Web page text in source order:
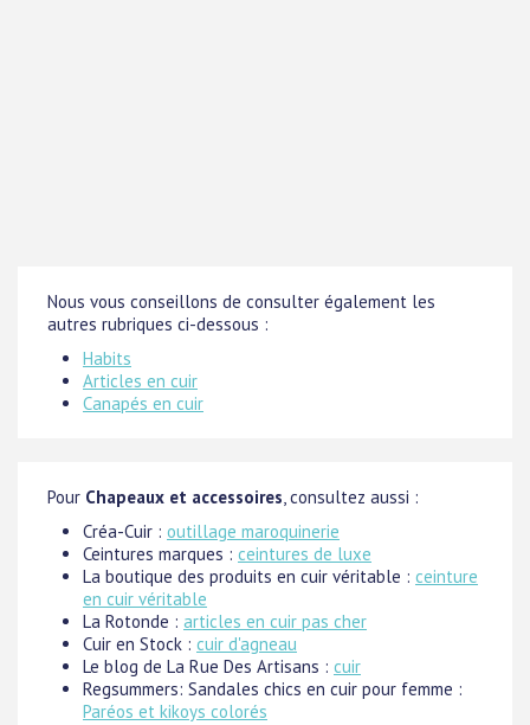
Nous vous conseillons de consulter également les
autres rubriques ci-dessous :
Habits
Articles en cuir
Canapés en cuir
Pour Chapeaux et accessoires, consultez aussi :
Créa-Cuir : outillage maroquinerie
Ceintures marques : ceintures de luxe
La boutique des produits en cuir véritable : ceinture
en cuir véritable
La Rotonde : articles en cuir pas cher
Cuir en Stock : cuir d'agneau
Le blog de La Rue Des Artisans : cuir
Regsummers: Sandales chics en cuir pour femme :
Paréos et kikoys colorés